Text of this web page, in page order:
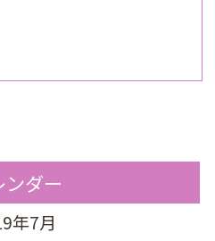
ンダー
年7月